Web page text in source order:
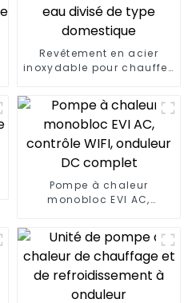
Revêtement en acier
inoxydable pour chauffe-
domestique
Pompe à chaleur
monobloc EVI AC,
DC complet